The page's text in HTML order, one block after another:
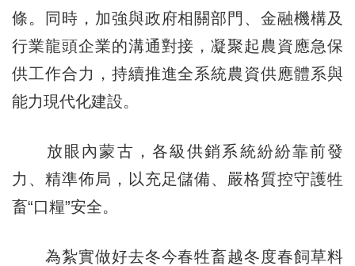
條。同時，加強與政府相關部門、金融機構及
行業龍頭企業的溝通對接，凝聚起農資應急保
供工作合力，持續推進全系統農資供應體系與
能力現代化建設。
放眼內蒙古，各級供銷系統紛紛靠前發
力、精準佈局，以充足儲備、嚴格質控守護牲
畜“口糧”安全。
為紮實做好去冬今春牲畜越冬度春飼草料